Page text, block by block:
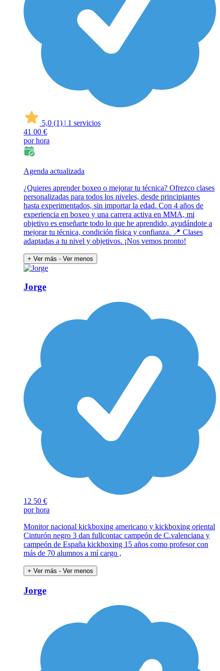
5,0 (1) | 1 servicios
41 00 €
por hora
Agenda actualizada
¿Quieres aprender boxeo o mejorar tu técnica? Ofrezco clases
personalizadas para todos los niveles, desde principiantes
hasta experimentados, sin importar la edad. Con 4 años de
experiencia en boxeo y una carrera activa en MMA, mi
objetivo es enseñarte todo lo que he aprendido, ayudándote a
mejorar tu técnica, condición física y confianza. 📍 Clases
adaptadas a tu nivel y objetivos. ¡Nos vemos pronto!
+ Ver más - Ver menos
Jorge
12 50 €
por hora
Monitor nacional kickboxing americano y kickboxing oriental
Cinturón negro 3 dan fullcontac campeón de C.valenciana y
campeón de España kickboxing 15 años como profesor con
más de 70 alumnos a mí cargo ,
+ Ver más - Ver menos
Jorge